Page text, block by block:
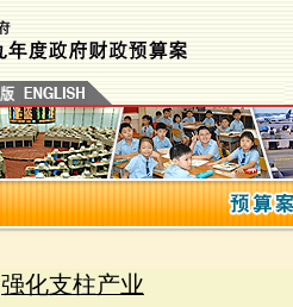
强化支柱产业